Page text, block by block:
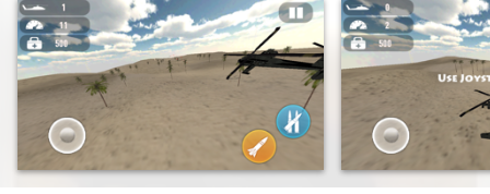
Avoid getting hit by enemy fire.
--
Helicopter Shooter Hero van SCEP LLC is een app voor iPhone,
iPad en iPod touch met iOS versie 4.0 of hoger, geschikt
bevonden voor gebruikers met leeftijden vanaf4 jaar.